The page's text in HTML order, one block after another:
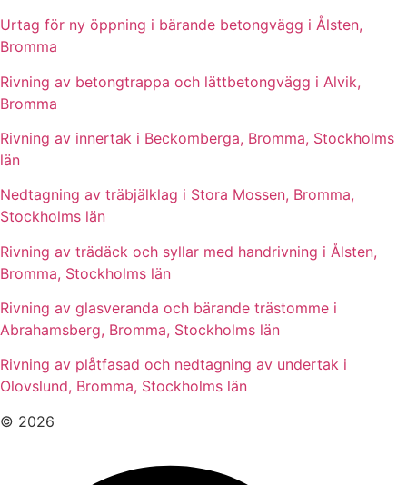
Urtag för ny öppning i bärande betongvägg i Ålsten,
Bromma
Rivning av betongtrappa och lättbetongvägg i Alvik,
Bromma
Rivning av innertak i Beckomberga, Bromma, Stockholms
län
Nedtagning av träbjälklag i Stora Mossen, Bromma,
Stockholms län
Rivning av trädäck och syllar med handrivning i Ålsten,
Bromma, Stockholms län
Rivning av glasveranda och bärande trästomme i
Abrahamsberg, Bromma, Stockholms län
Rivning av plåtfasad och nedtagning av undertak i
Olovslund, Bromma, Stockholms län
© 2026